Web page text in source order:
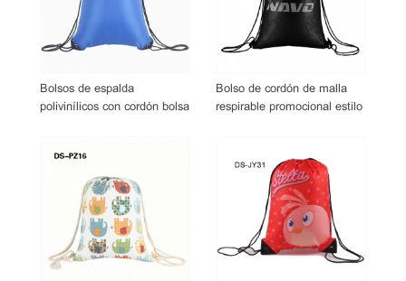
Bolsos de espalda
polivinílicos con cordón bolsa
Bolso de cordón de malla
respirable promocional estilo